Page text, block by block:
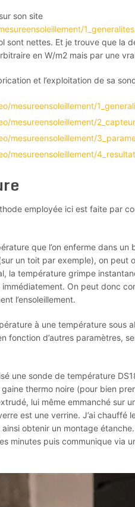
son site
sont nettes. Et je trouve que la
en W/m2 mais par une
et l’exploitation de sa
mesureensoleillement/
mesureensoleillement/
mesureensoleillement/
mesureensoleillement/
employée ici est faite par
que l’on enferme dans
un toit par exemple), on peut
la température grimpe
On peut donc
l’ensoleillement.
à une température sous
fonction d’autres paramètres,
une sonde de température
gaine thermo noire (pour bien
lui même emmanché sur
est une verrine. J’ai chauffé
obtenir un montage
minutes puis communique via